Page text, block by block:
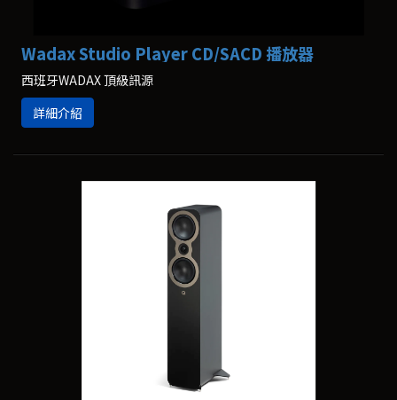
Wadax Studio Player CD/SACD 播放器
西班牙WADAX 頂級訊源
詳細介紹